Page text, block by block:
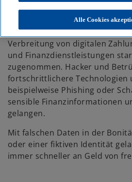
e
u
R
g
i
t
r
a
r
t
g
n
e
t
e
u
e
n
R
g
i
t
r
a
t
g
n
e
t
e
u
n
R
g
i
t
e
r
a
t
g
n
e
t
Der Identitätsbetrug im
vergangenen Jahren aufgrund
Verbreitung von digitalen
und Finanzdienstleistungen
zugenommen. Hacker und
fortschrittlichere Technologien
beispielweise Phishing oder
sensible Finanzinformationen
gelangen.
Mit falschen Daten in der
oder einer fiktiven Identität
immer schneller an Geld von
Alle Cookies